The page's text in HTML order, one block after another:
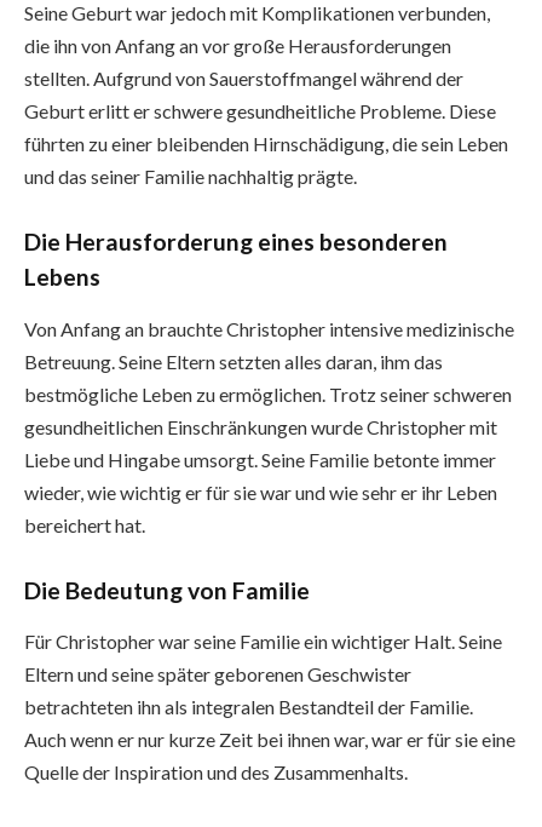
Seine Geburt war jedoch mit Komplikationen verbunden,
die ihn von Anfang an vor große Herausforderungen
stellten. Aufgrund von Sauerstoffmangel während der
Geburt erlitt er schwere gesundheitliche Probleme. Diese
führten zu einer bleibenden Hirnschädigung, die sein Leben
und das seiner Familie nachhaltig prägte.
Die Herausforderung eines besonderen
Lebens
Von Anfang an brauchte Christopher intensive medizinische
Betreuung. Seine Eltern setzten alles daran, ihm das
bestmögliche Leben zu ermöglichen. Trotz seiner schweren
gesundheitlichen Einschränkungen wurde Christopher mit
Liebe und Hingabe umsorgt. Seine Familie betonte immer
wieder, wie wichtig er für sie war und wie sehr er ihr Leben
bereichert hat.
Die Bedeutung von Familie
Für Christopher war seine Familie ein wichtiger Halt. Seine
Eltern und seine später geborenen Geschwister
betrachteten ihn als integralen Bestandteil der Familie.
Auch wenn er nur kurze Zeit bei ihnen war, war er für sie eine
Quelle der Inspiration und des Zusammenhalts.